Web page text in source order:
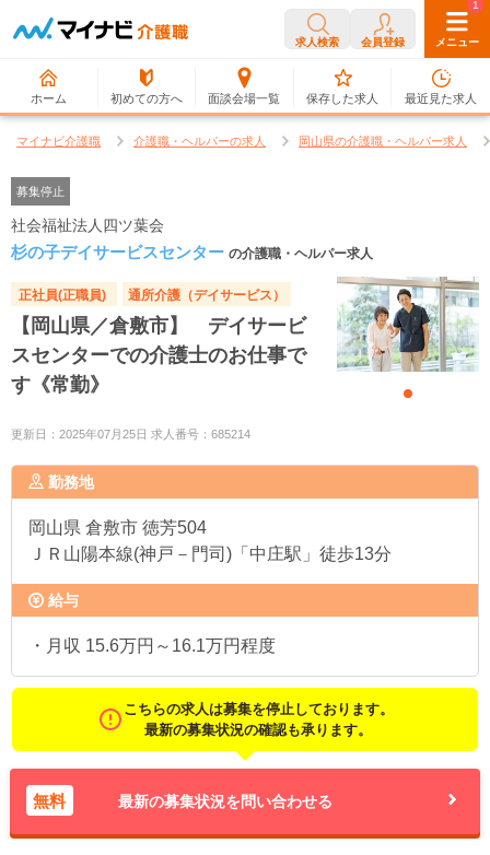
求人検索 会員登録 メニュー
ホーム 初めての方へ 面談会場一覧
0
保存した求人
1
最近見た求人
マイナビ介護職 介護職・ヘルパーの求人 岡山県の介護職・ヘルパー求人
募集停止
社会福祉法人四ツ葉会
杉の子デイサービスセンター の介護職・ヘルパー求人
正社員(正職員) 通所介護（デイサービス）
【岡山県／倉敷市】 デイサービ
スセンターでの介護士のお仕事で
す《常勤》
更新日：2025年07月25日 求人番号：685214
勤務地
岡山県 倉敷市 徳芳504
ＪＲ山陽本線(神戸－門司)「中庄駅」徒歩13分
給与
・月収 15.6万円～16.1万円程度
こちらの求人は募集を停止しております。
最新の募集状況の確認も承ります。
無料 最新の募集状況を問い合わせる